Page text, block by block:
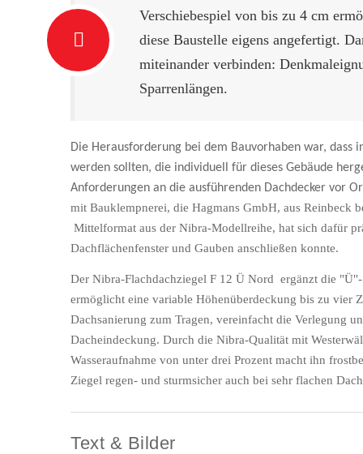
Verschiebespiel von bis zu 4 cm
diese Baustelle eigens angefertigt.
miteinander verbinden:
Sparrenlängen.
Die Herausforderung bei dem Bauvorhaben war, dass
werden sollten, die individuell für dieses Gebäude
Anforderungen an die ausführenden Dachdecker vor
mit Bauklempnerei, die Hagmans GmbH, aus Reinbeck
Mittelformat aus der Nibra-Modellreihe, hat sich dafür
Dachflächenfenster und Gauben anschließen konnte.
Der Nibra-Flachdachziegel F 12 Ü Nord ergänzt die
ermöglicht eine variable Höhenüberdeckung bis zu vier
Dachsanierung zum Tragen, vereinfacht die Verlegung
Dacheindeckung. Durch die Nibra-Qualität mit
Wasseraufnahme von unter drei Prozent macht ihn
Ziegel regen- und sturmsicher auch bei sehr flachen
Text & Bilder